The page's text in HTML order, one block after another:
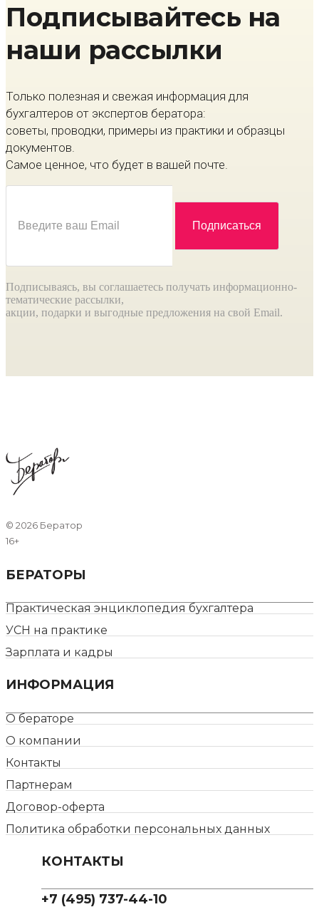
Подписывайтесь на
наши рассылки
Только полезная и свежая информация для
бухгалтеров от экспертов бератора:
советы, проводки, примеры из практики и образцы
документов.
Самое ценное, что будет в вашей почте.
Подписываясь, вы соглашаетесь получать информационно-
тематические рассылки,
акции, подарки и выгодные предложения на свой Email.
© 2026 Бератор
16+
БЕРАТОРЫ
Практическая энциклопедия бухгалтера
УСН на практике
Зарплата и кадры
ИНФОРМАЦИЯ
О бераторе
О компании
Контакты
Партнерам
Договор-оферта
Политика обработки персональных данных
КОНТАКТЫ
+7 (495) 737-44-10